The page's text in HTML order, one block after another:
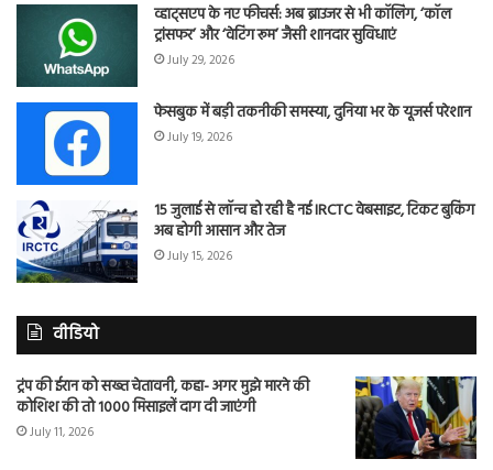
व्हाट्सएप के नए फीचर्स: अब ब्राउजर से भी कॉलिंग, ‘कॉल
ट्रांसफर’ और ‘वेटिंग रूम’ जैसी शानदार सुविधाएं
July 29, 2026
फेसबुक में बड़ी तकनीकी समस्या, दुनिया भर के यूजर्स परेशान
July 19, 2026
15 जुलाई से लॉन्च हो रही है नई IRCTC वेबसाइट, टिकट बुकिंग
अब होगी आसान और तेज
July 15, 2026
वीडियो
ट्रंप की ईरान को सख्त चेतावनी, कहा- अगर मुझे मारने की
कोशिश की तो 1000 मिसाइलें दाग दी जाएंगी
July 11, 2026